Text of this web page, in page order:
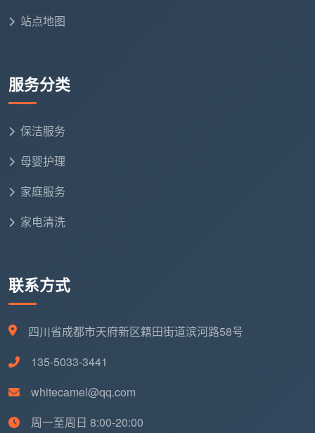
下一次再看到差价悬殊的报价，别再只盯着数字比
就清楚了。
站点地图
服务分类
保洁服务
母婴护理
家庭服务
家电清洗
联系方式
四川省成都市天府新区籍田街道滨河路58号
135-5033-3441
whitecamel@qq.com
周一至周日 8:00-20:00